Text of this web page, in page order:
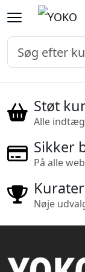
Støt
Alle
Sikker
På alle
Nøje